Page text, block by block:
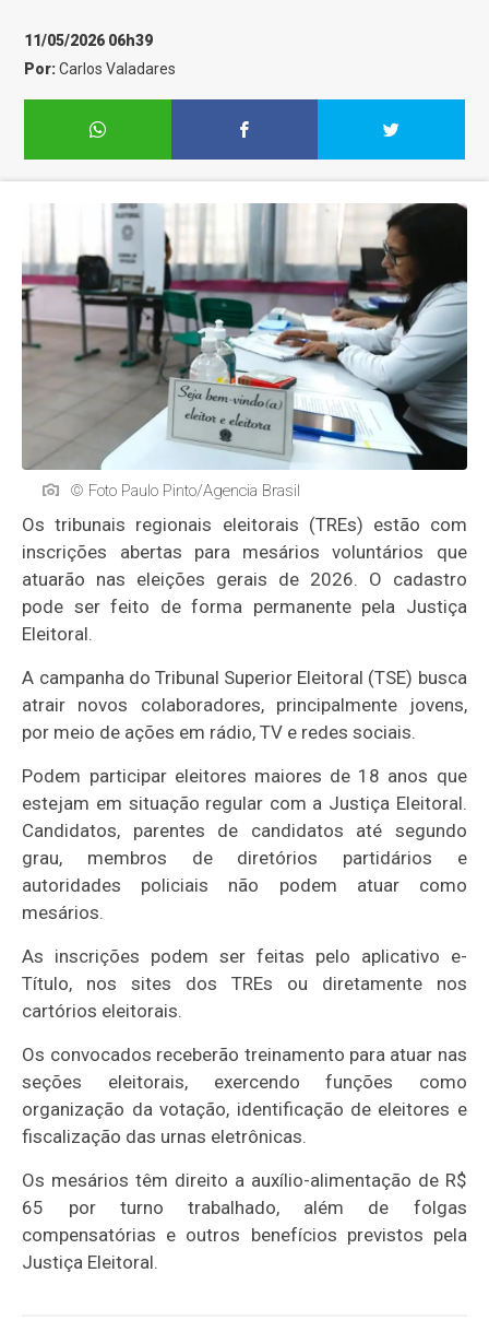
11/05/2026 06h39
Por:Carlos Valadares
© Foto Paulo Pinto/Agencia Brasil
Os tribunais regionais eleitorais (TREs) estão com
inscrições abertas para mesários voluntários que
atuarão nas eleições gerais de 2026. O cadastro
pode ser feito de forma permanente pela Justiça
Eleitoral.
A campanha do Tribunal Superior Eleitoral (TSE) busca
atrair novos colaboradores, principalmente jovens,
por meio de ações em rádio, TV e redes sociais.
Podem participar eleitores maiores de 18 anos que
estejam em situação regular com a Justiça Eleitoral.
Candidatos, parentes de candidatos até segundo
grau, membros de diretórios partidários e
autoridades policiais não podem atuar como
mesários.
As inscrições podem ser feitas pelo aplicativo e-
Título, nos sites dos TREs ou diretamente nos
cartórios eleitorais.
Os convocados receberão treinamento para atuar nas
seções eleitorais, exercendo funções como
organização da votação, identificação de eleitores e
fiscalização das urnas eletrônicas.
Os mesários têm direito a auxílio-alimentação de R$
65 por turno trabalhado, além de folgas
compensatórias e outros benefícios previstos pela
Justiça Eleitoral.